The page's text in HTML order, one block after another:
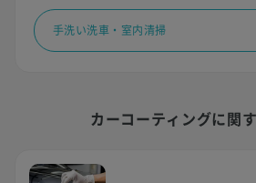
手洗い洗車・室内清掃
カーコーティングに関